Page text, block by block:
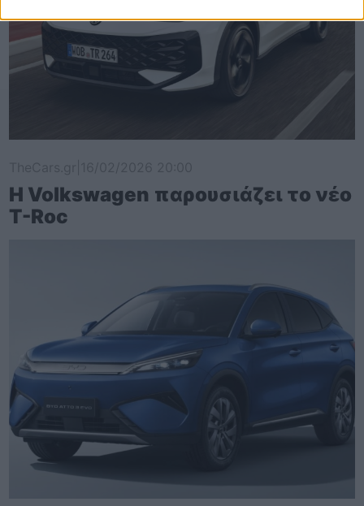
Η Volkswagen παρουσιάζει το νέο
T-Roc